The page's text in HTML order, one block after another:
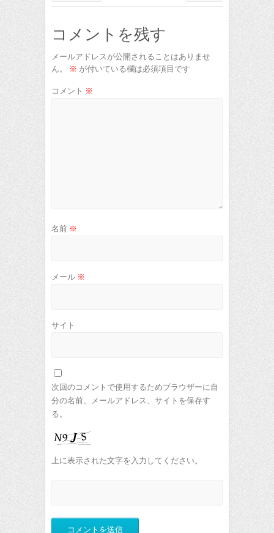
コメントを残す
メールアドレスが公開されることはありませ
ん。
※ が付いている欄は必須項目です
コメント ※
名前 ※
メール ※
サイト
次回のコメントで使用するためブラウザーに自
分の名前、メールアドレス、サイトを保存す
る。
上に表示された文字を入力してください。